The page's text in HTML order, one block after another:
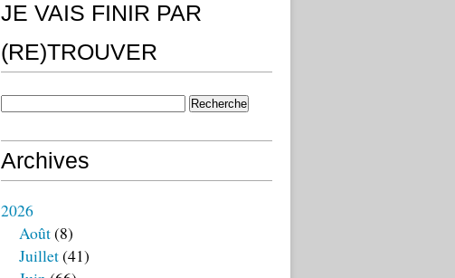
JE VAIS FINIR PAR
(RE)TROUVER
Archives
2026
Août(8)
Juillet(41)